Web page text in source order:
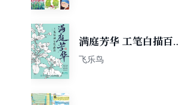
满庭芳华 工笔白描百花
画谱
飞乐鸟